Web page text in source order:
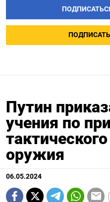
Путин
учения по
оружия
06.05.2024